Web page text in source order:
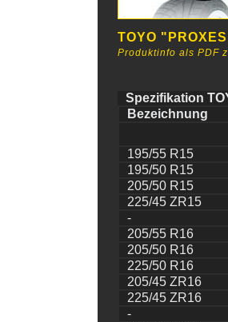
TOYO
Produktinfo als PDF
Spezifikation
Bezeichnung
195/55 R15
195/50 R15
205/50 R15
225/45 ZR15
-
205/55 R16
205/50 R16
225/50 R16
205/45 ZR16
225/45 ZR16
-